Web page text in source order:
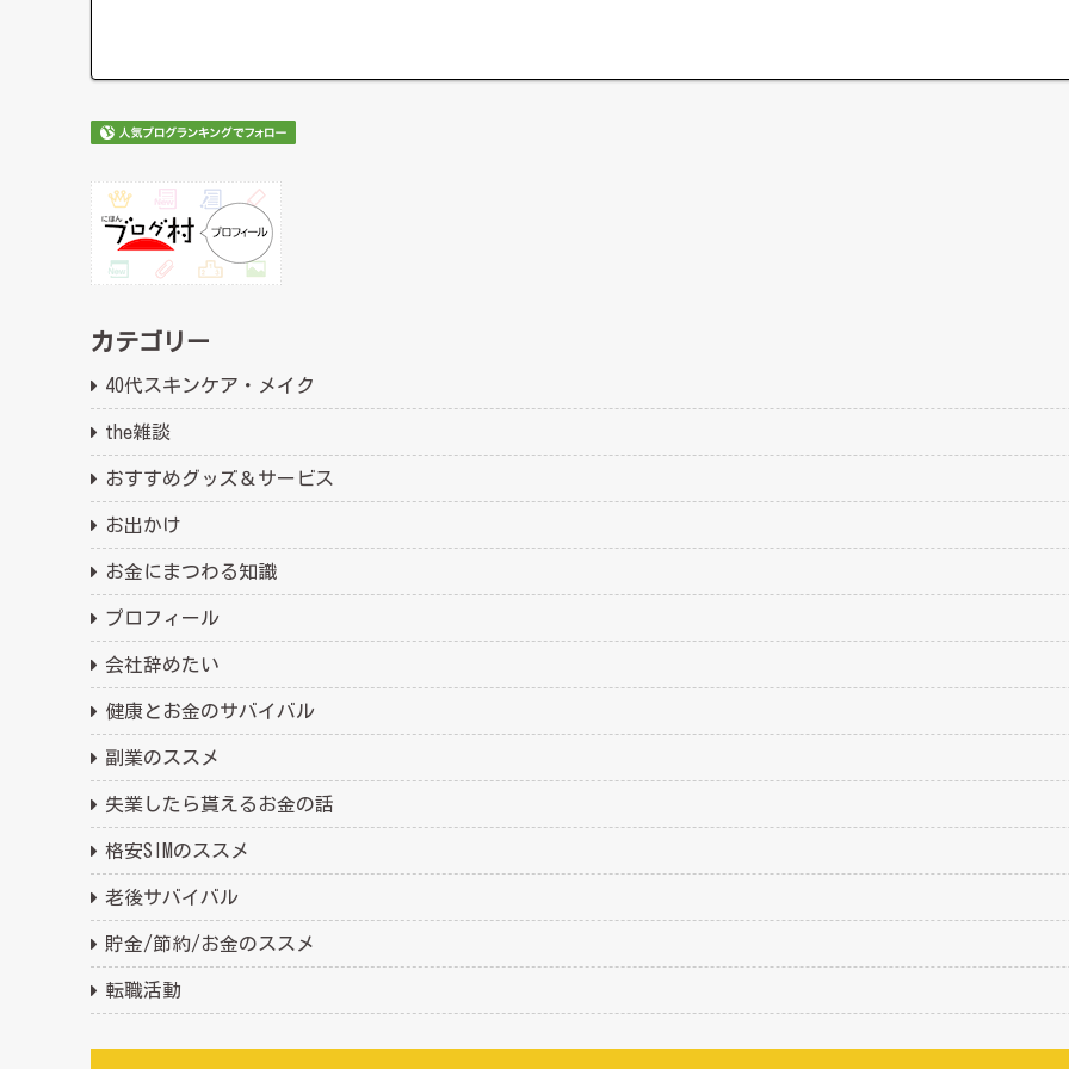
カテゴリー
40代スキンケア・メイク
the雑談
おすすめグッズ＆サービス
お出かけ
お金にまつわる知識
プロフィール
会社辞めたい
健康とお金のサバイバル
副業のススメ
失業したら貰えるお金の話
格安SIMのススメ
老後サバイバル
貯金/節約/お金のススメ
転職活動